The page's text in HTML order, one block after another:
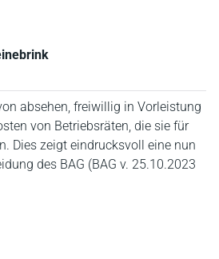
absehen, freiwillig in Vorleistung
von Betriebsräten, die sie für
Dies zeigt eindrucksvoll eine nun
des BAG (BAG v. 25.10.2023